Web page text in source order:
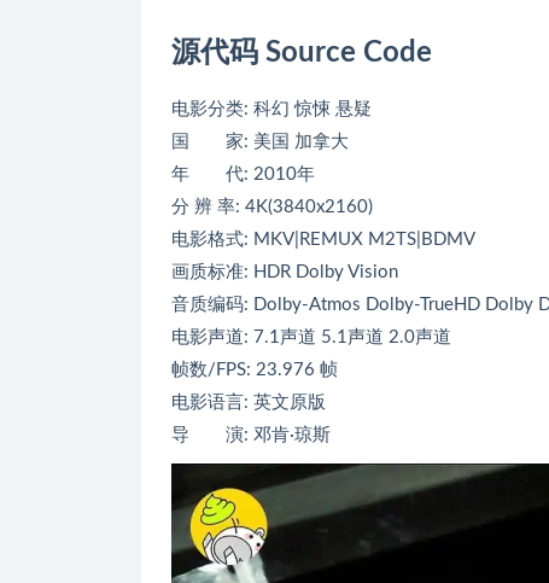
源代码 Source Code
电影分类: 科幻 惊悚 悬疑
国 家: 美国 加拿大
年 代: 2010年
分 辨 率: 4K(3840x2160)
电影格式: MKV|REMUX M2TS|BDMV
画质标准: HDR Dolby Vision
音质编码: Dolby-Atmos Dolby-TrueHD Dolby
电影声道: 7.1声道 5.1声道 2.0声道
帧数/FPS: 23.976 帧
电影语言: 英文原版
导 演: 邓肯·琼斯